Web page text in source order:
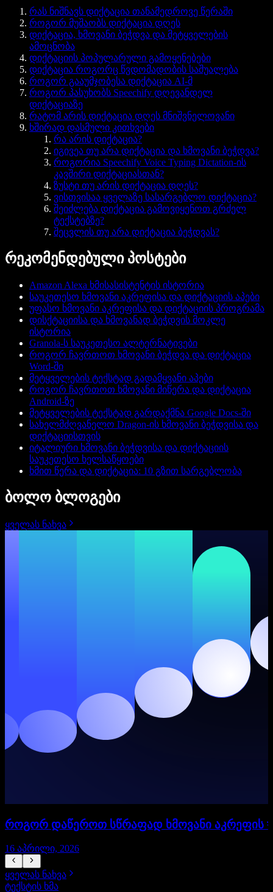
რას ნიშნავს დიქტაცია თანამედროვე წერაში
როგორ მუშაობს დიქტაცია დღეს
დიქტაცია, ხმოვანი ბეჭდვა და მეტყველების
ამოცნობა
დიქტაციის პოპულარული გამოყენებები
დიქტაცია როგორც წვდომადობის საშუალება
როგორ გააუმჯობესა დიქტაცია AI-მ
როგორ პასუხობს Speechify დღევანდელ
დიქტაციაზე
რატომ არის დიქტაცია დღეს მნიშვნელოვანი
ხშირად დასმული კითხვები
რა არის დიქტაცია?
იგივეა თუ არა დიქტაცია და ხმოვანი ბეჭდვა?
როგორია Speechify Voice Typing Dictation-ის
კავშირი დიქტაციასთან?
ზუსტი თუ არის დიქტაცია დღეს?
ვისთვისაა ყველაზე სასარგებლო დიქტაცია?
შეიძლება დიქტაცია გამოვიყენოთ გრძელ
ტექსტებზე?
შეცვლის თუ არა დიქტაცია ბეჭდვას?
რეკომენდებული პოსტები
Amazon Alexa ხმისასისტენტის ისტორია
საუკეთესო ხმოვანი აკრეფისა და დიქტაციის აპები
უფასო ხმოვანი აკრეფისა და დიქტაციის პროგრამა
დისქტაციისა და ხმოვანად ბეჭდვის მოკლე
ისტორია
Granola-ს საუკეთესო ალტერნატივები
როგორ ჩავრთოთ ხმოვანი ბეჭდვა და დიქტაცია
Word-ში
მეტყველების ტექსტად გადამყვანი აპები
როგორ ჩავრთოთ ხმოვანი მიწერა და დიქტაცია
Android-ზე
მეტყველების ტექსტად გარდაქმნა Google Docs-ში
სახელმძღვანელო Dragon-ის ხმოვანი ბეჭდვისა და
დიქტაციისთვის
იტალიური ხმოვანი ბეჭდვისა და დიქტაციის
საუკეთესო ხელსაწყოები
ხმით წერა და დიქტაცია: 10 გზით სარგებლობა
ბოლო ბლოგები
ყველას ნახვა
როგორ დაწეროთ სწრაფად ხმოვანი აკრეფის
16 აპრილი, 2026
ყველას ნახვა
ტექსტის ხმა